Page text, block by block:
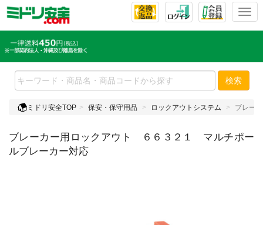
T
l
e
n
v
g
検索
ミドリ安全TOP 保安・保守用品 ロックアウトシステム ブレー
ブレーカー用ロックアウト ６６３２１ マルチポー
ルブレーカー対応